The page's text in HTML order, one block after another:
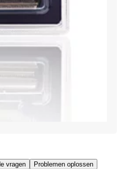
vragen Problemen oplossen